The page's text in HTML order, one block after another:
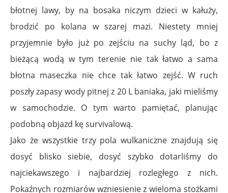
błotnej lawy, by na bosaka niczym dzieci w kałuży,
brodzić po kolana w szarej mazi. Niestety mniej
przyjemnie było już po zejściu na suchy ląd, bo z
bieżącą wodą w tym terenie nie tak łatwo a sama
błotna maseczka nie chce tak łatwo zejść. W ruch
poszły zapasy wody pitnej z 20 L baniaka, jaki mieliśmy
w samochodzie. O tym warto pamiętać, planując
podobną objazd kę survivalową.
Jako że wszystkie trzy pola wulkaniczne znajdują się
dosyć blisko siebie, dosyć szybko dotarliśmy do
najciekawszego i najbardziej rozległego z nich.
Pokaźnych rozmiarów wzniesienie z wieloma stożkami